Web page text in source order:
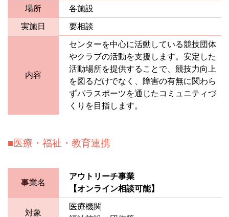
場所 各施設
実施日 要相談
内容
センターを中心に活動している競技団体
やクラブの活動を支援します。安定した
活動場所を提供することで、競技力向上
を図るだけでなく、障害の有無に関わら
ずパラスポーツを通じたコミュニティづ
くりを目指します。
医療・福祉・教育連携
事業名
アウトリーチ事業
【オンライン相談可能】
対象
医療機関